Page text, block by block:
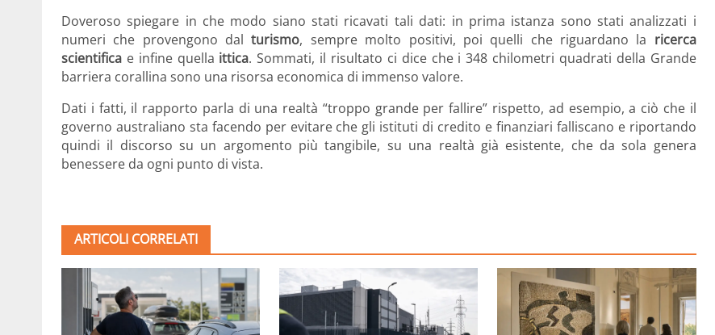
Doveroso spiegare in che modo siano stati ricavati tali dati: in prima istanza sono stati analizzati i
numeri che provengono dalturismo, sempre molto positivi, poi quelli che riguardano la ricerca
scientifica e infine quella ittica. Sommati, il risultato ci dice che i 348 chilometri quadrati della Grande
barriera corallina sono una risorsa economica di immenso valore.
Dati i fatti, il rapporto parla di una realtà “troppo grande per fallire” rispetto, ad esempio, a ciò che il
governo australiano sta facendo per evitare che gli istituti di credito e finanziari falliscano e riportando
quindi il discorso su un argomento più tangibile, su una realtà già esistente, che da sola genera
benessere da ogni punto di vista.
ARTICOLI CORRELATI